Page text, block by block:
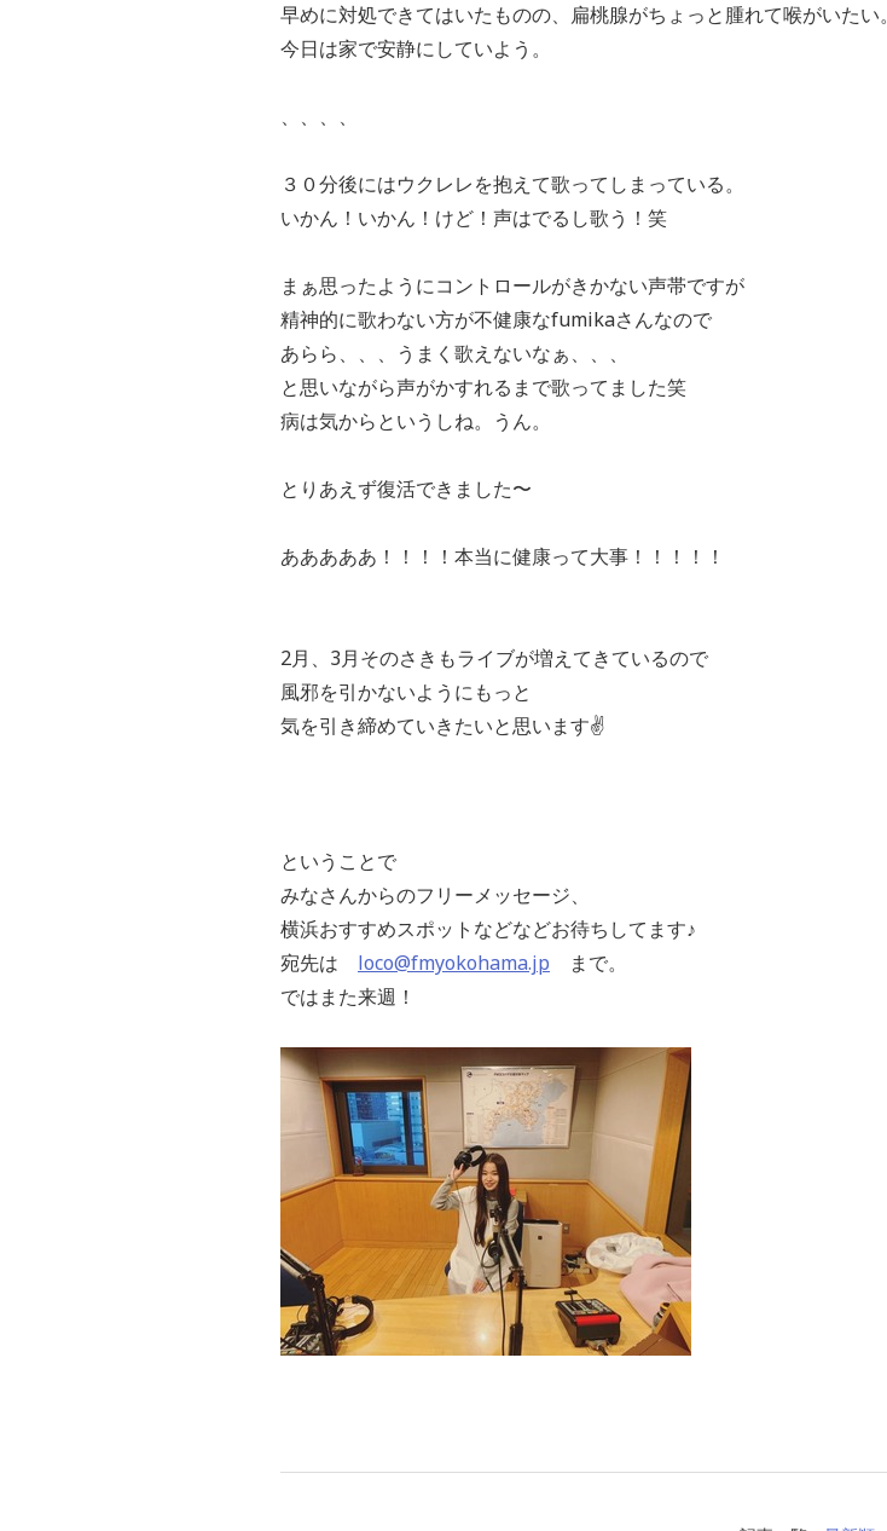
早めに対処できてはいたものの、扁桃腺がちょっと腫れて喉がいたい。
今日は家で安静にしていよう。
、、、、
３０分後にはウクレレを抱えて歌ってしまっている。
いかん！いかん！けど！声はでるし歌う！笑
まぁ思ったようにコントロールがきかない声帯ですが
精神的に歌わない方が不健康なfumikaさんなので
あらら、、、うまく歌えないなぁ、、、
と思いながら声がかすれるまで歌ってました笑
病は気からというしね。うん。
とりあえず復活できました〜
あああああ！！！！本当に健康って大事！！！！！
2月、3月そのさきもライブが増えてきているので
風邪を引かないようにもっと
気を引き締めていきたいと思います✌️
ということで
みなさんからのフリーメッセージ、
横浜おすすめスポットなどなどお待ちしてます♪
宛先は loco@fmyokohama.jp まで。
ではまた来週！